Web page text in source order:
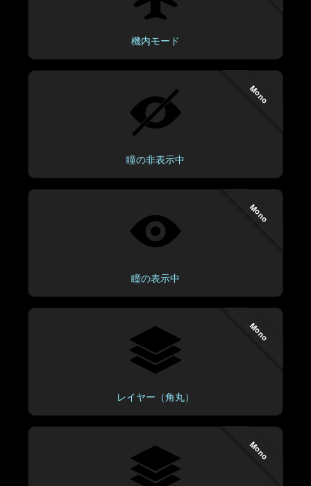
機内モード
Mono
瞳の非表示中
Mono
瞳の表示中
Mono
レイヤー（角丸）
Mono